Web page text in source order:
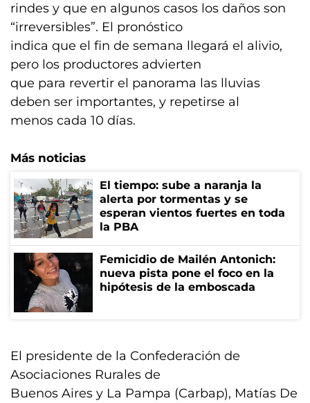
rindes y que en algunos casos los daños son
“irreversibles”. El pronóstico
indica que el fin de semana llegará el alivio,
pero los productores advierten
que para revertir el panorama las lluvias
deben ser importantes, y repetirse al
menos cada 10 días.
Más noticias
El tiempo: sube a naranja la
alerta por tormentas y se
esperan vientos fuertes en toda
la PBA
Femicidio de Mailén Antonich:
nueva pista pone el foco en la
hipótesis de la emboscada
El presidente de la Confederación de
Asociaciones Rurales de
Buenos Aires y La Pampa (Carbap), Matías De